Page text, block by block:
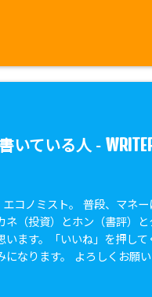
いている人 -
コノミスト。 普段、マネー
ネ（投資）とホン（書評）
います。「いいね」を押し
になります。 よろしくお願い